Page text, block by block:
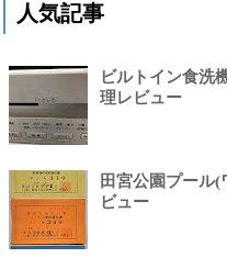
人気記事
ビルトイン食洗
理レビュー
田宮公園プール
ビュー